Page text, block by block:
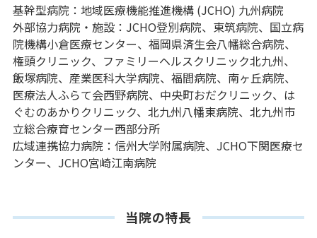
基幹型病院：地域医療機能推進機構 (JCHO) 九州病院
外部協力病院・施設：JCHO登別病院、東筑病院、国立病
院機構小倉医療センター、福岡県済生会八幡総合病院、
権頭クリニック、ファミリーヘルスクリニック北九州、
飯塚病院、産業医科大学病院、福間病院、南ヶ丘病院、
医療法人ふらて会西野病院、中央町おだクリニック、は
ぐむのあかりクリニック、北九州八幡東病院、北九州市
立総合療育センター西部分所
広域連携協力病院：信州大学附属病院、JCHO下関医療セ
ンター、JCHO宮崎江南病院
当院の特長